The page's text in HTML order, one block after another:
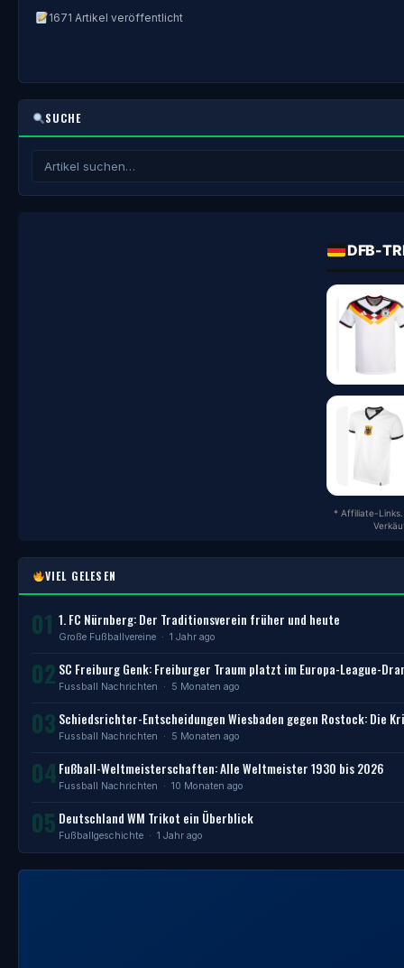
1671 Artikel veröffentlicht
SUCHE
DFB-
* Affiliate-
VIEL GELESEN
01 1. FC Nürnberg: Der Traditionsverein früher und heute
Große Fußballvereine · 1 Jahr ago
02 SC Freiburg Genk: Freiburger Traum platzt im Europa-League-
Fussball Nachrichten · 5 Monaten ago
03 Schiedsrichter-Entscheidungen Wiesbaden gegen Rostock: Die
Fussball Nachrichten · 5 Monaten ago
04 Fußball-Weltmeisterschaften: Alle Weltmeister 1930 bis 2026
Fussball Nachrichten · 10 Monaten ago
05 Deutschland WM Trikot ein Überblick
Fußballgeschichte · 1 Jahr ago